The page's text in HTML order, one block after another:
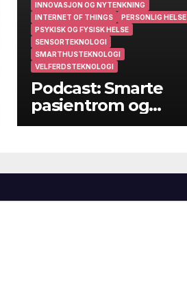
INNOVASJON OG NYTENKNING
INTERNET OF THINGS
PERSONLIG HELSE
PSYKISK OG FYSISK HELSE
SENSORTEKNOLOGI
SMARTHUSTEKNOLOGI
VELFERDSTEKNOLOGI
Podcast: Smarte
pasientrom og
smarte hjem